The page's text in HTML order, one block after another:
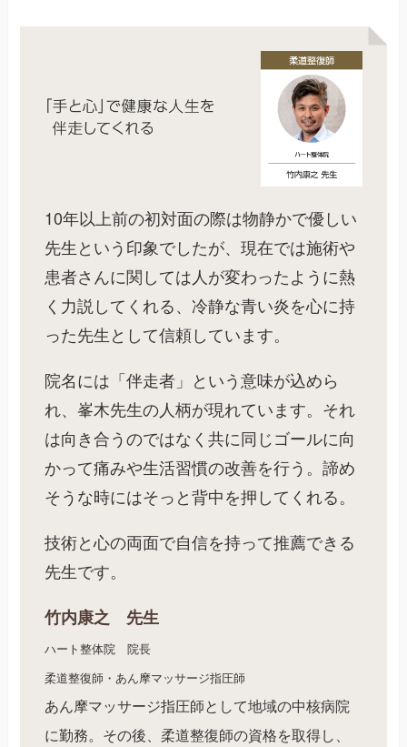
10年以上前の初対面の際は物静かで優しい
先生という印象でしたが、現在では施術や
患者さんに関しては人が変わったように熱
く力説してくれる、冷静な青い炎を心に持
った先生として信頼しています。
院名には「伴走者」という意味が込めら
れ、峯木先生の人柄が現れています。それ
は向き合うのではなく共に同じゴールに向
かって痛みや生活習慣の改善を行う。諦め
そうな時にはそっと背中を押してくれる。
技術と心の両面で自信を持って推薦できる
先生です。
竹内康之 先生
ハート整体院 院長
柔道整復師・あん摩マッサージ指圧師
あん摩マッサージ指圧師として地域の中核病院
に勤務。その後、柔道整復師の資格を取得し、